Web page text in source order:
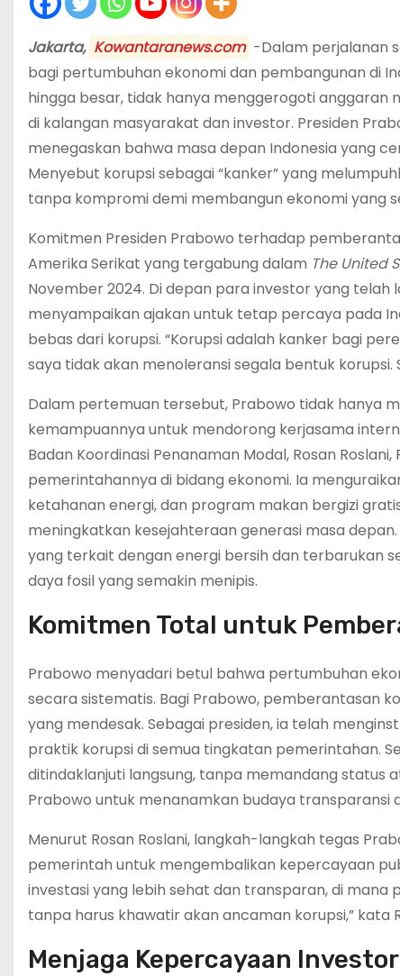
Jakarta, Kowantaranews.com -Dalam perjalanan
bagi pertumbuhan ekonomi dan pembangunan di
hingga besar, tidak hanya menggerogoti
di kalangan masyarakat dan investor. Presiden
menegaskan bahwa masa depan Indonesia yang
Menyebut korupsi sebagai “kanker” yang
tanpa kompromi demi membangun ekonomi yang
Komitmen Presiden Prabowo terhadap
Amerika Serikat yang tergabung dalam The United
November 2024. Di depan para investor yang
menyampaikan ajakan untuk tetap percaya pada
bebas dari korupsi. “Korupsi adalah kanker bagi
saya tidak akan menoleransi segala bentuk
Dalam pertemuan tersebut, Prabowo tidak hanya
kemampuannya untuk mendorong kerjasama
Badan Koordinasi Penanaman Modal, Rosan
pemerintahannya di bidang ekonomi. Ia
ketahanan energi, dan program makan bergizi
meningkatkan kesejahteraan generasi masa
yang terkait dengan energi bersih dan terbarukan
daya fosil yang semakin menipis.
Komitmen Total untuk
Prabowo menyadari betul bahwa pertumbuhan
secara sistematis. Bagi Prabowo, pemberantasan
yang mendesak. Sebagai presiden, ia telah
praktik korupsi di semua tingkatan pemerintahan.
ditindaklanjuti langsung, tanpa memandang status
Prabowo untuk menanamkan budaya transparansi
Menurut Rosan Roslani, langkah-langkah tegas
pemerintah untuk mengembalikan kepercayaan
investasi yang lebih sehat dan transparan, di
tanpa harus khawatir akan ancaman korupsi,” kata
Menjaga Kepercayaan